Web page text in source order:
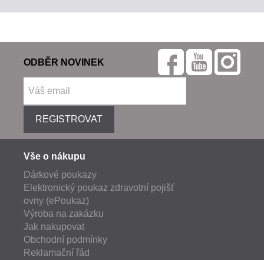
ODBĚR NOVINEK
REGISTROVAT
Vše o nákupu
Dárkové poukazy
Elektronický poukaz zdravotní pojišť
ovny (ePoukaz)
Výroba na zakázku
Jak nakupovat
Obchodní podmínky
Reklamační řád